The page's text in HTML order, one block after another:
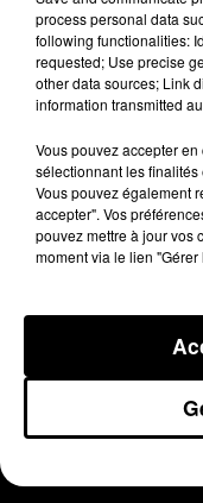
chaudière.
Publié : 15 octobre
process personal data
following functionalities:
requested; Use precise
other data sources; Link
information transmitted
Vous pouvez accepter
sélectionnant les finalités
Vous pouvez également
accepter". Vos
pouvez mettre à jour vos
moment via le lien